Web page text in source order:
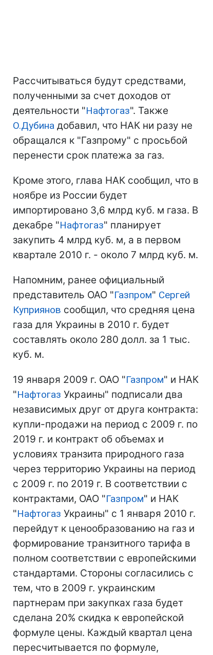
Рассчитываться будут средствами,
полученными за счет доходов от
деятельности "Нафтогаз". Также
О.Дубина добавил, что НАК ни разу не
обращался к "Газпрому" с просьбой
перенести срок платежа за газ.
Кроме этого, глава НАК сообщил, что в
ноябре из России будет
импортировано 3,6 млрд куб. м газа. В
декабре "Нафтогаз" планирует
закупить 4 млрд куб. м, а в первом
квартале 2010 г. - около 7 млрд куб. м.
Напомним, ранее официальный
представитель ОАО "Газпром" Сергей
Куприянов сообщил, что средняя цена
газа для Украины в 2010 г. будет
составлять около 280 долл. за 1 тыс.
куб. м.
19 января 2009 г. ОАО "Газпром" и НАК
"Нафтогаз Украины" подписали два
независимых друг от друга контракта:
купли-продажи на период с 2009 г. по
2019 г. и контракт об объемах и
условиях транзита природного газа
через территорию Украины на период
с 2009 г. по 2019 г. В соответствии с
контрактами, ОАО "Газпром" и НАК
"Нафтогаз Украины" с 1 января 2010 г.
перейдут к ценообразованию на газ и
формирование транзитного тарифа в
полном соответствии с европейскими
стандартами. Стороны согласились с
тем, что в 2009 г. украинским
партнерам при закупках газа будет
сделана 20% скидка к европейской
формуле цены. Каждый квартал цена
пересчитывается по формуле,